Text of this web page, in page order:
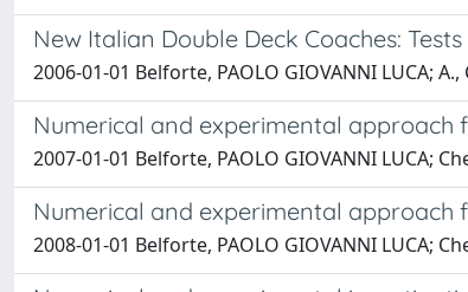
New Italian Double Deck Coaches:
2006-01-01 Belforte, PAOLO GIOVANNI LUCA;
Numerical and experimental
2007-01-01 Belforte, PAOLO GIOVANNI LUCA;
Numerical and experimental
2008-01-01 Belforte, PAOLO GIOVANNI LUCA;